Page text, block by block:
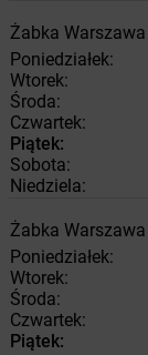
Żabka Warszawa
Poniedziałek:
Wtorek:
Środa:
Czwartek:
Piątek:
Sobota:
Niedziela:
Żabka Warszawa
Poniedziałek:
Wtorek:
Środa:
Czwartek:
Piątek: